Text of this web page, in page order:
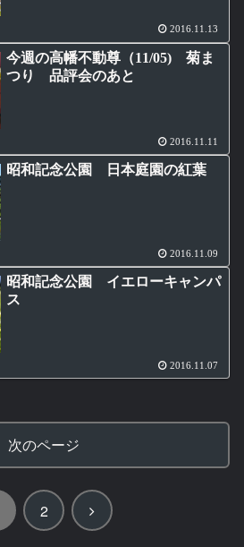
2016.11.13
今週の高幡不動尊（11/05) 菊ま
つり 品評会のあと
2016.11.11
昭和記念公園 日本庭園の紅葉
2016.11.09
昭和記念公園 イエローキャンパ
ス
2016.11.07
次のページ
2
次